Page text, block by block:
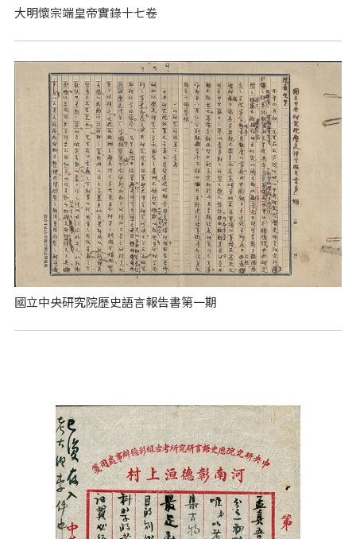
大明懷宗端皇帝實錄十七卷
國立中央研究院歷史語言報告書第一期